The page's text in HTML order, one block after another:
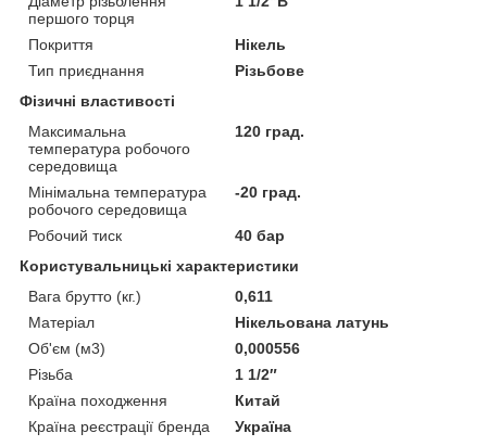
першого торця
Покриття
Нікель
Тип приєднання
Різьбове
Фізичні властивості
Максимальна
температура робочого
середовища
120 град.
Мінімальна температура
робочого середовища
-20 град.
Робочий тиск
40 бар
Користувальницькі характеристики
Вага брутто (кг.)
0,611
Матеріал
Нікельована латунь
Об'єм (м3)
0,000556
Різьба
1 1/2″
Країна походження
Китай
Країна реєстрації бренда
Україна